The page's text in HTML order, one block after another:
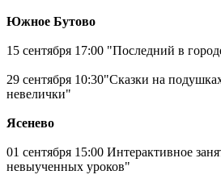
Южное Бутово
15 сентября 17:00 "Последний в
29 сентября 10:30"Сказки на
невелички"
Ясенево
01 сентября 15:00 Интерактивное
невыученных уроков"